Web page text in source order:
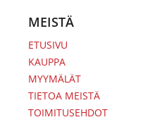
MEISTÄ
ETUSIVU
KAUPPA
MYYMÄLÄT
TIETOA MEISTÄ
TOIMITUSEHDOT